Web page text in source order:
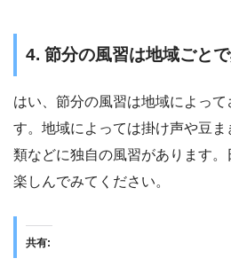
4. 節分の風習は地域ごと
はい、節分の風習は地域によって
す。地域によっては掛け声や豆
類などに独自の風習があります
楽しんでみてください。
共有: